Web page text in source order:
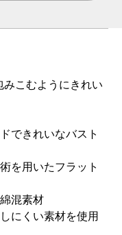
こむようにきれい
できれいなバスト
を用いたフラット
混素材
にくい素材を使用